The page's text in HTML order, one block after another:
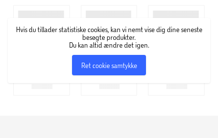
Hvis du tillader statistiske cookies, kan vi nemt vise dig dine seneste
besøgte produkter.
Du kan altid ændre det igen.
Ret cookie samtykke